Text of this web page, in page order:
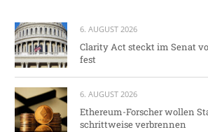
6. AUGUST 2026
Clarity Act steckt im Senat
fest
6. AUGUST 2026
Ethereum-Forscher wollen
schrittweise verbrennen